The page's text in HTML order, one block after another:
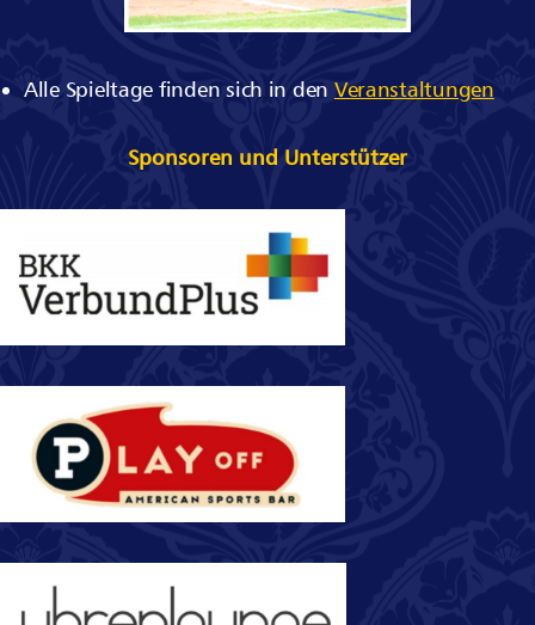
Alle Spieltage finden sich in den Veranstaltungen
Sponsoren und Unterstützer